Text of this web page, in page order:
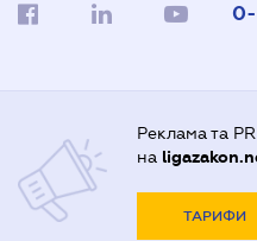
Реклама та PR
на
ТАРИФИ